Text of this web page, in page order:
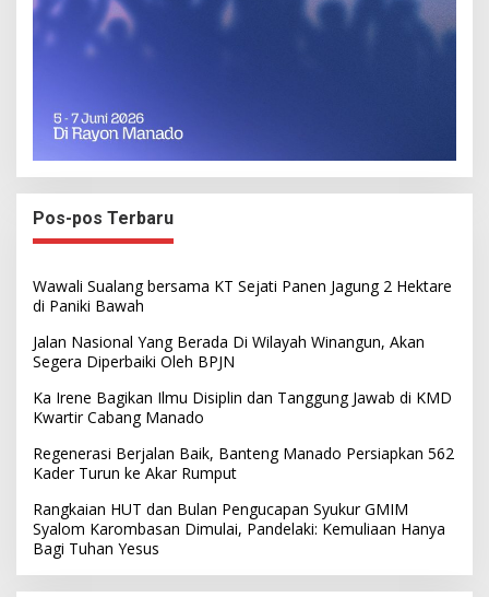
Pos-pos Terbaru
Wawali Sualang bersama KT Sejati Panen Jagung 2 Hektare
di Paniki Bawah
Jalan Nasional Yang Berada Di Wilayah Winangun, Akan
Segera Diperbaiki Oleh BPJN
Ka Irene Bagikan Ilmu Disiplin dan Tanggung Jawab di KMD
Kwartir Cabang Manado
Regenerasi Berjalan Baik, Banteng Manado Persiapkan 562
Kader Turun ke Akar Rumput
Rangkaian HUT dan Bulan Pengucapan Syukur GMIM
Syalom Karombasan Dimulai, Pandelaki: Kemuliaan Hanya
Bagi Tuhan Yesus